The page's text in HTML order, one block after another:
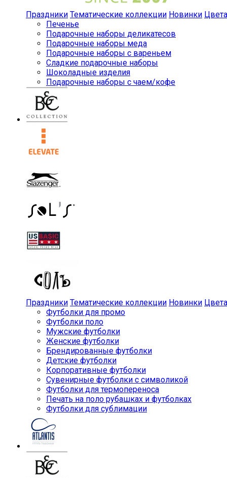
Праздники Тематические коллекции Новинки Цвета
Печенье
Подарочные наборы деликатесов
Подарочные наборы меда
Подарочные наборы с вареньем
Сладкие подарочные наборы
Шоколадные изделия
Подарочные наборы с чаем/кофе
Праздники Тематические коллекции Новинки Цвета
Футболки для промо
Футболки поло
Мужские футболки
Женские футболки
Брендированные футболки
Детские футболки
Корпоративные футболки
Сувенирные футболки с символикой
Футболки для термопереноса
Печать на поло рубашках и футболках
Футболки для сублимации